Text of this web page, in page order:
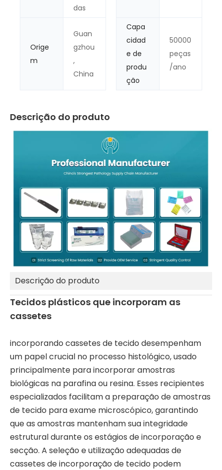
das
Orige
m
Guan
gzhou
,
China
Capa
cidad
e de
produ
ção
50000
peças
/ano
Descrição do produto
Descrição do produto
Tecidos plásticos que incorporam as
cassetes
incorporando cassetes de tecido desempenham
um papel crucial no processo histológico, usado
principalmente para incorporar amostras
biológicas na parafina ou resina. Esses recipientes
especializados facilitam a preparação de amostras
de tecido para exame microscópico, garantindo
que as amostras mantenham sua integridade
estrutural durante os estágios de incorporação e
secção. A seleção e utilização adequadas de
cassetes de incorporação de tecido podem